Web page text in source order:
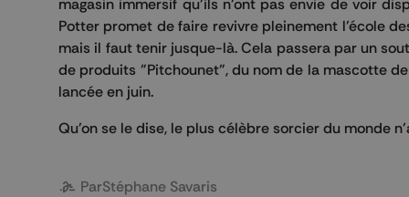
magasin immersif qu'ils n'ont pas envie de voir
Potter promet de faire revivre pleinement l’école
mais il faut tenir jusque-là. Cela passera par un
de produits "Pitchounet", du nom de la mascotte
lancée en juin.
Qu'on se le dise, le plus célèbre sorcier du monde
ParStéphane Savaris